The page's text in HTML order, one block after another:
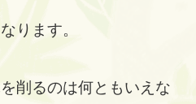
ります。
削るのは何ともいえな